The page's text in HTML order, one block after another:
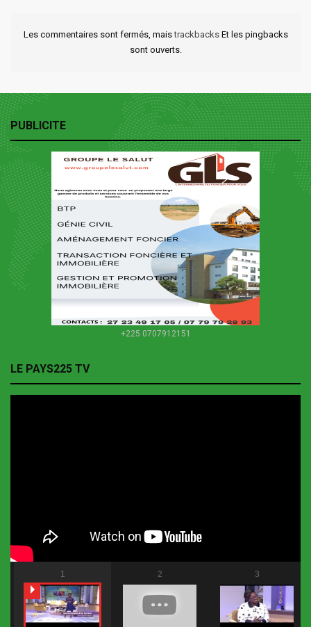
Les commentaires sont fermés, maistrackbacks Et les pingbacks
sont ouverts.
PUBLICITE
+225 0707912151
LE PAYS225 TV
1 2 3